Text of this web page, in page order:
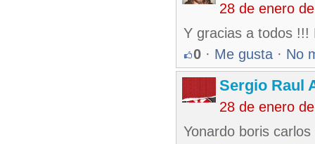
28 de enero
Y gracias a todos !!!
0 · Me gusta · No
Sergio Raul
28 de enero
Yonardo boris carlos